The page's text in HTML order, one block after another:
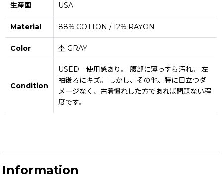
生産国 USA
Material 88% COTTON / 12% RAYON
Color 杢 GRAY
Condition
USED 使用感あり。 腹部に薄っすら汚れ。 左
袖後ろにキズ。 しかし、その他、特に目立つダ
メージなく、古着慣れした方であれば問題ない程
度です。
Information